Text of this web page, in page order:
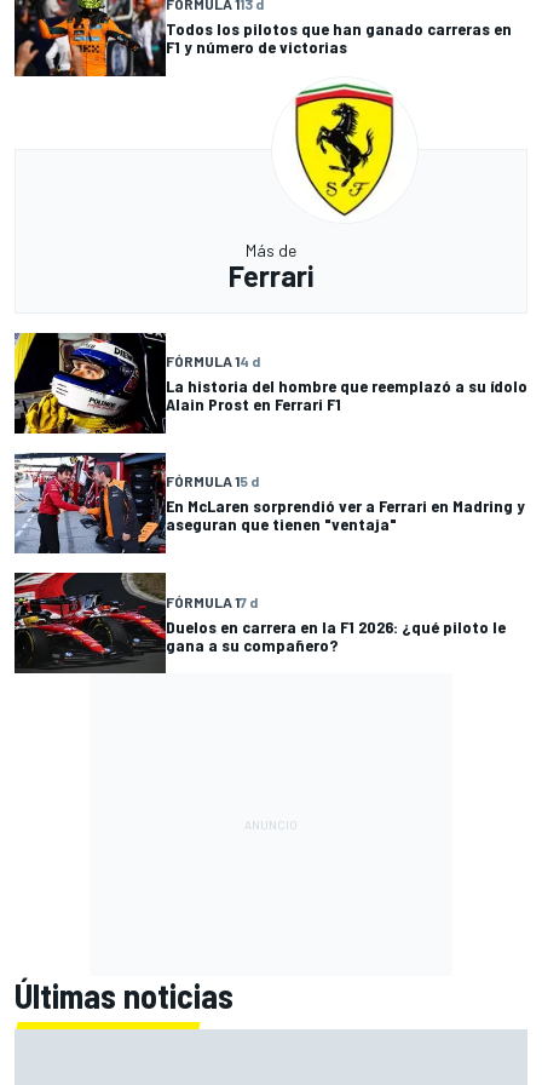
FÓRMULA 113 d
Todos los pilotos que han ganado carreras en
F1 y número de victorias
Más de
Ferrari
FÓRMULA 14 d
La historia del hombre que reemplazó a su ídolo
Alain Prost en Ferrari F1
FÓRMULA 15 d
En McLaren sorprendió ver a Ferrari en Madring y
aseguran que tienen "ventaja"
FÓRMULA 17 d
Duelos en carrera en la F1 2026: ¿qué piloto le
gana a su compañero?
Últimas noticias